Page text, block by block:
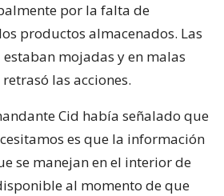
por la falta de
productos almacenados. Las
mojadas y en malas
las acciones.
Cid había señalado que
es que la información
se manejan en el interior de
al momento de que